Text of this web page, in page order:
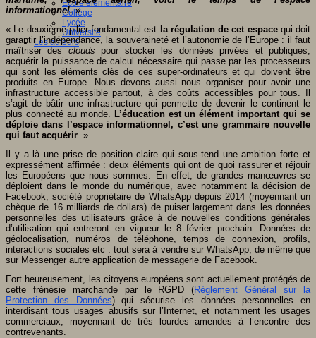
Ecole élémentaire
Collège
Lycée
Université
Les auteurs
informationnel.»
« Le deuxième pilier fondamental est la régulation de cet espacequi doit
garantir l’indépendance, la souveraineté et l’autonomie de l’Europe : il faut
maîtriser desclouds pour stocker les données privées et publiques,
acquérir la puissance de calcul nécessaire qui passe par les processeurs
qui sont les éléments clés de ces super-ordinateurs et qui doivent être
produits en Europe. Nous devons aussi nous organiser pour avoir une
infrastructure accessible partout, à des coûts accessibles pour tous. Il
s’agit de bâtir une infrastructure qui permette de devenir le continent le
plus connecté au monde. L’éducation est un élément important qui se
déploie dans l’espace informationnel, c’est une grammaire nouvelle
qui faut acquérir . »
Il y a là une prise de position claire qui sous-tend une ambition forte et
expressément affirmée : deux éléments qui ont de quoi rassurer et réjouir
les Européens que nous sommes. En effet, de grandes manœuvres se
déploient dans le monde du numérique, avec notamment la décision de
Facebook, société propriétaire de WhatsApp depuis 2014 (moyennant un
chèque de 16 milliards de dollars) de puiser largement dans les données
personnelles des utilisateurs grâce à de nouvelles conditions générales
d’utilisation qui entreront en vigueur le 8 février prochain. Données de
géolocalisation, numéros de téléphone, temps de connexion, profils,
interactions sociales etc : tout sera à vendre sur WhatsApp, de même que
sur Messenger autre application de messagerie de Facebook.
Fort heureusement, les citoyens européens sont actuellement protégés de
cette frénésie marchande par le RGPD (Règlement Général sur la
Protection des Données) qui sécurise les données personnelles en
interdisant tous usages abusifs sur l’Internet, et notamment les usages
commerciaux, moyennant de très lourdes amendes à l’encontre des
contrevenants.